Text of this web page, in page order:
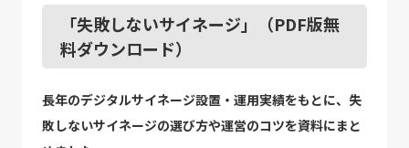
「失敗しないサイネージ」（PDF版無
料ダウンロード）
長年のデジタルサイネージ設置・運用実績をもとに、失
敗しないサイネージの選び方や運営のコツを資料にまと